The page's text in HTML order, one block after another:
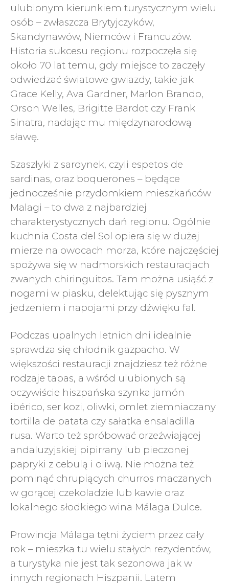
ulubionym kierunkiem turystycznym wielu
osób – zwłaszcza Brytyjczyków,
Skandynawów, Niemców i Francuzów.
Historia sukcesu regionu rozpoczęła się
około 70 lat temu, gdy miejsce to zaczęły
odwiedzać światowe gwiazdy, takie jak
Grace Kelly, Ava Gardner, Marlon Brando,
Orson Welles, Brigitte Bardot czy Frank
Sinatra, nadając mu międzynarodową
sławę.
Szaszłyki z sardynek, czyli espetos de
sardinas, oraz boquerones – będące
jednocześnie przydomkiem mieszkańców
Malagi – to dwa z najbardziej
charakterystycznych dań regionu. Ogólnie
kuchnia Costa del Sol opiera się w dużej
mierze na owocach morza, które najczęściej
spożywa się w nadmorskich restauracjach
zwanych chiringuitos. Tam można usiąść z
nogami w piasku, delektując się pysznym
jedzeniem i napojami przy dźwięku fal.
Podczas upalnych letnich dni idealnie
sprawdza się chłodnik gazpacho. W
większości restauracji znajdziesz też różne
rodzaje tapas, a wśród ulubionych są
oczywiście hiszpańska szynka jamón
ibérico, ser kozi, oliwki, omlet ziemniaczany
tortilla de patata czy sałatka ensaladilla
rusa. Warto też spróbować orzeźwiającej
andaluzyjskiej pipirrany lub pieczonej
papryki z cebulą i oliwą. Nie można też
pominąć chrupiących churros maczanych
w gorącej czekoladzie lub kawie oraz
lokalnego słodkiego wina Málaga Dulce.
Prowincja Málaga tętni życiem przez cały
rok – mieszka tu wielu stałych rezydentów,
a turystyka nie jest tak sezonowa jak w
innych regionach Hiszpanii. Latem